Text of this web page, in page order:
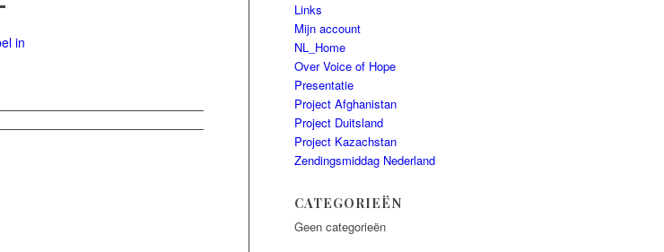
Links
Mijn account
NL_Home
Over Voice of Hope
Presentatie
Project Afghanistan
Project Duitsland
Project Kazachstan
Zendingsmiddag Nederland
CATEGORIEËN
Geen categorieën